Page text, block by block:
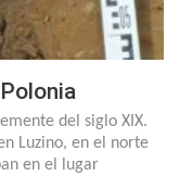
del siglo XIX.
Luzino, en el norte
en el lugar